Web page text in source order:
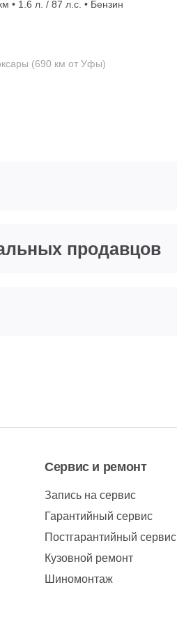
• 1.6 л. / 87 л.с. • Бензин
(690 км от Уфы)
продавцов
Сервис и ремонт
Запись на сервис
Гарантийный сервис
Постгарантийный сервис
Кузовной ремонт
Шиномонтаж